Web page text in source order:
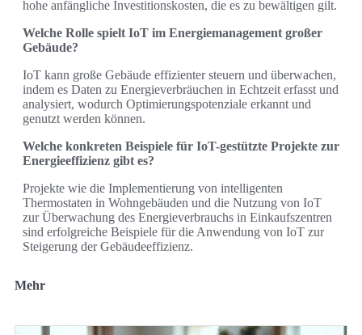
hohe anfängliche Investitionskosten, die es zu bewältigen gilt.
Welche Rolle spielt IoT im Energiemanagement großer
Gebäude?
IoT kann große Gebäude effizienter steuern und überwachen,
indem es Daten zu Energieverbräuchen in Echtzeit erfasst und
analysiert, wodurch Optimierungspotenziale erkannt und
genutzt werden können.
Welche konkreten Beispiele für IoT-gestützte Projekte zur
Energieeffizienz gibt es?
Projekte wie die Implementierung von intelligenten
Thermostaten in Wohngebäuden und die Nutzung von IoT
zur Überwachung des Energieverbrauchs in Einkaufszentren
sind erfolgreiche Beispiele für die Anwendung von IoT zur
Steigerung der Gebäudeeffizienz.
Mehr